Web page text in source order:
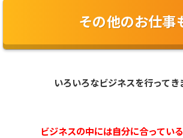
その他のお仕事
いろいろなビジネスを行ってき
ビジネスの中には自分に合ってい